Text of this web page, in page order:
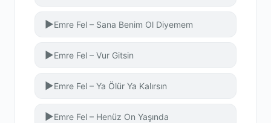
▶Emre Fel – Sana Benim Ol Diyemem
▶Emre Fel – Vur Gitsin
▶Emre Fel – Ya Ölür Ya Kalırsın
▶Emre Fel – Henüz On Yaşında